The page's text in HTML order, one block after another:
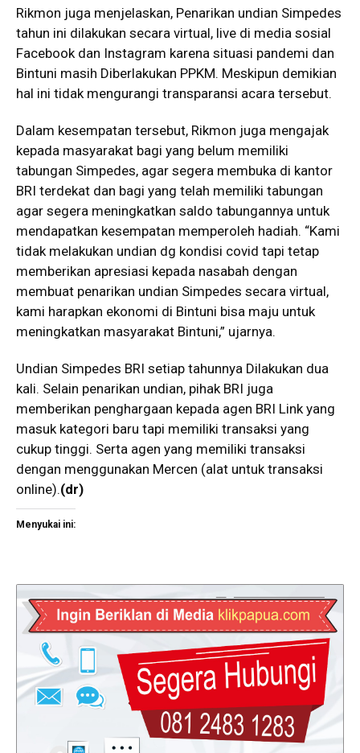
Rikmon juga menjelaskan, Penarikan undian Simpedes
tahun ini dilakukan secara virtual, live di media sosial
Facebook dan Instagram karena situasi pandemi dan
Bintuni masih Diberlakukan PPKM. Meskipun demikian
hal ini tidak mengurangi transparansi acara tersebut.
Dalam kesempatan tersebut, Rikmon juga mengajak
kepada masyarakat bagi yang belum memiliki
tabungan Simpedes, agar segera membuka di kantor
BRI terdekat dan bagi yang telah memiliki tabungan
agar segera meningkatkan saldo tabungannya untuk
mendapatkan kesempatan memperoleh hadiah. “Kami
tidak melakukan undian dg kondisi covid tapi tetap
memberikan apresiasi kepada nasabah dengan
membuat penarikan undian Simpedes secara virtual,
kami harapkan ekonomi di Bintuni bisa maju untuk
meningkatkan masyarakat Bintuni,” ujarnya.
Undian Simpedes BRI setiap tahunnya Dilakukan dua
kali. Selain penarikan undian, pihak BRI juga
memberikan penghargaan kepada agen BRI Link yang
masuk kategori baru tapi memiliki transaksi yang
cukup tinggi. Serta agen yang memiliki transaksi
dengan menggunakan Mercen (alat untuk transaksi
online).(dr)
Menyukai ini: